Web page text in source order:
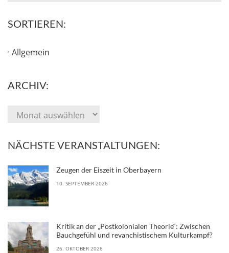
SORTIEREN:
Allgemein
ARCHIV:
NÄCHSTE VERANSTALTUNGEN:
Zeugen der Eiszeit in Oberbayern
10. SEPTEMBER 2026
Kritik an der „Postkolonialen Theorie“: Zwischen
Bauchgefühl und revanchistischem Kulturkampf?
26. OKTOBER 2026